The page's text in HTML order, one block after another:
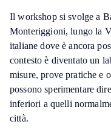
Il workshop si svolge a
Monteriggioni, lungo la
italiane dove è ancora
contesto è diventato un
misure, prove pratiche e
possono sperimentare
inferiori a quelli
città.